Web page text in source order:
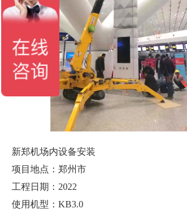
新郑机场内设备安装
项目地点：郑州市
工程日期：2022
使用机型：KB3.0